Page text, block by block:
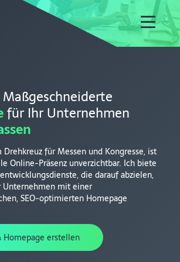
Maßgeschneiderte
für Ihr Unternehmen
Drehkreuz für Messen und Kongresse, ist
Online-Präsenz unverzichtbar. Ich biete
die darauf abzielen,
Unternehmen mit einer
SEO-optimierten Homepage
Homepage erstellen